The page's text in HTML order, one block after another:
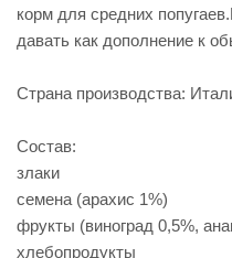
корм для средних
давать как дополнение к
Страна производства:
Состав:
злаки
семена (арахис 1%)
фрукты (виноград 0,5%,
хлебопродукты